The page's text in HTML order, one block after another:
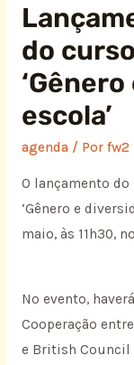
do
escola’
agenda/ Por fw2
O lançamento
‘Gênero e
maio, às 11h30,
No evento,
Cooperação
e British Council